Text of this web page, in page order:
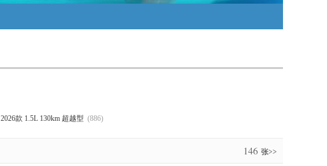
2026款 1.5L 130km 超越型 (886)
146 张>>